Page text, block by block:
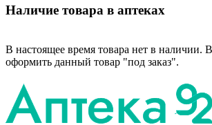
Наличие товара в аптеках
В настоящее время товара нет в наличии.
оформить данный товар "под заказ".